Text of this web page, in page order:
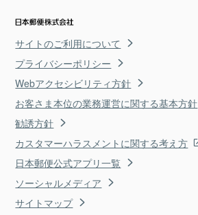
サイトのご利用について
プライバシーポリシー
Webアクセシビリティ方針
お客さま本位の業務運営に関する基本方針
勧誘方針
カスタマーハラスメントに関する考え方
日本郵便公式アプリ一覧
ソーシャルメディア
サイトマップ